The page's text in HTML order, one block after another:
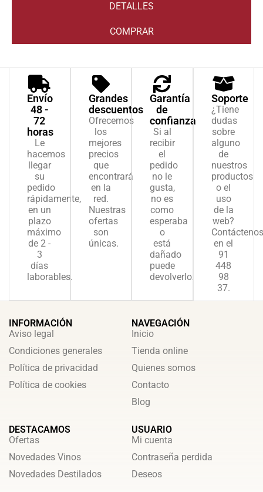
DETALLES
COMPRAR
Envío
48 -
72
horas
Le
hacemos
llegar
su
pedido
rápidamente,
en un
plazo
máximo
de 2 -
3
días
laborables.
Grandes
descuentos
Ofrecemos
los
mejores
precios
que
encontrará
en la
red.
Nuestras
ofertas
son
únicas.
Garantía
de
confianza
Si al
recibir
el
pedido
no le
gusta,
no es
como
esperaba
o
está
dañado
puede
devolverlo.
Soporte
¿Tiene
dudas
sobre
alguno
de
nuestros
productos
o el
uso
de la
web?
Contáctenos
en el
91
448
98
37.
INFORMACIÓN
Aviso legal
Condiciones generales
Política de privacidad
Política de cookies
NAVEGACIÓN
Inicio
Tienda online
Quienes somos
Contacto
Blog
DESTACAMOS
Ofertas
Novedades Vinos
Novedades Destilados
USUARIO
Mi cuenta
Contraseña perdida
Deseos